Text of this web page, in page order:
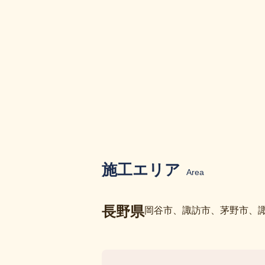
施工エリア Area
長野県岡谷市、諏訪市、茅野市、